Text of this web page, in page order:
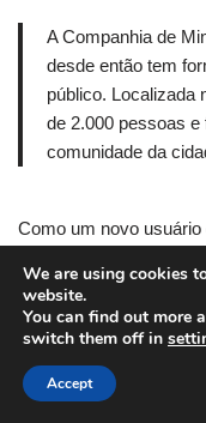
A Companhia de
desde então tem
público. Localizada
de 2.000 pessoas
comunidade da
Como um novo
conteúdo. Divirta-se!
Neve| Movido a
We are using cookies
website.
You can find out more
switch them off in
Accept